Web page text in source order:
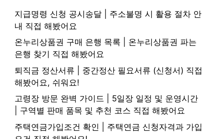
지급명령 신청 공시송달 | 주소불명 시 활용 절차 안
내 직접 해봤어요
온누리상품권 구매 은행 목록 | 온누리상품권 파는
은행 찾기 직접 해봤어요
퇴직금 정산서류 | 중간정산 필요서류 (신청서) 직접
해봤어요, 쉬워요!
고령장 방문 완벽 가이드 | 5일장 일정 및 운영시간
| 구역별 판매 품목 및 추천 코스 직접 해봤어요
주택연금가입조건 확인 | 주택연금 신청자격과 가입